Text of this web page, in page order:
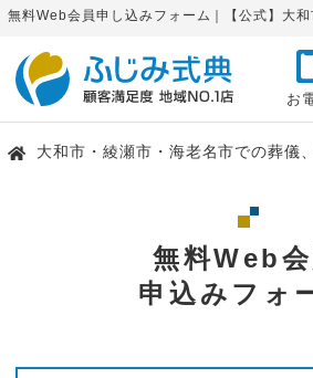
無料Web会員申し込みフォーム｜【公式】大
お
大和市・綾瀬市・海老名市での葬儀
無料Web会
申込みフォ